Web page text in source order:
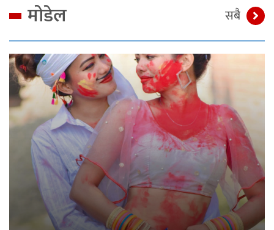
मोडेल सबै